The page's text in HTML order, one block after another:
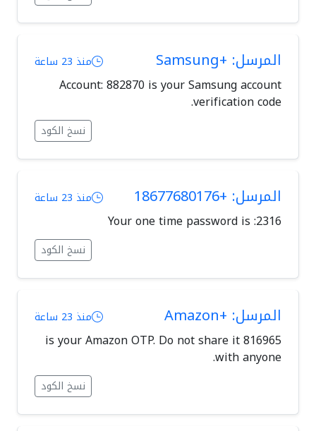
المرسل: +Samsung منذ 23 ساعة
Account: 882870 is your Samsung account
verification code.
نسخ الكود
المرسل: +18677680176 منذ 23 ساعة
Your one time password is :2316
نسخ الكود
المرسل: +Amazon منذ 23 ساعة
816965 is your Amazon OTP. Do not share it
with anyone.
نسخ الكود